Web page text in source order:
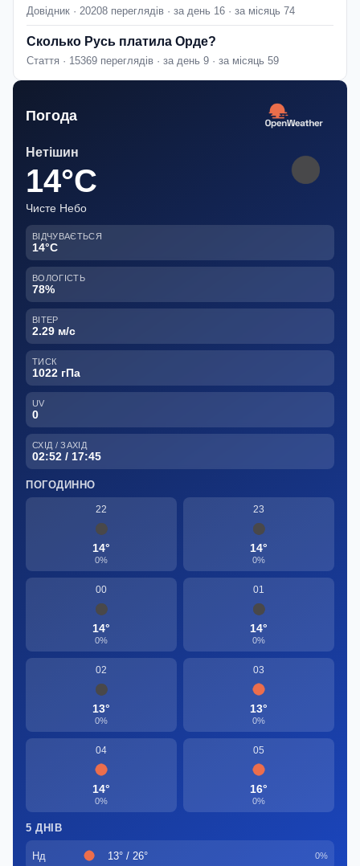
Довідник · 20208 переглядів · за день 16 · за місяць 74
Сколько Русь платила Орде?
Стаття · 15369 переглядів · за день 9 · за місяць 59
Погода
Нетішин
14°C
Чисте Небо
ВІДЧУВАЄТЬСЯ
14°C
ВОЛОГІСТЬ
78%
ВІТЕР
2.29 м/с
ТИСК
1022 гПа
UV
0
СХІД / ЗАХІД
02:52 / 17:45
ПОГОДИННО
22
14°
0%
23
14°
0%
00
14°
0%
01
14°
0%
02
13°
0%
03
13°
0%
04
14°
0%
05
16°
0%
5 ДНІВ
Нд 13° / 26° 0%